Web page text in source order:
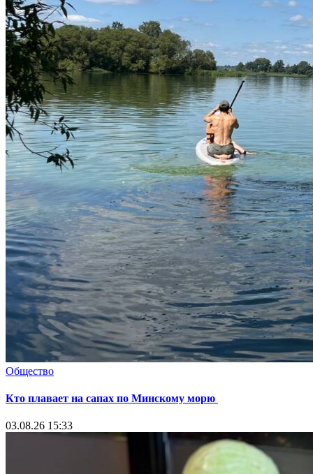
Общество
Кто плавает на сапах по Минскому морю
03.08.26 15:33